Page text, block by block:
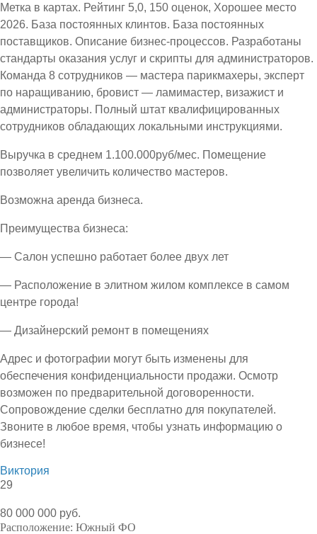
Метка в картах. Рейтинг 5,0, 150 оценок, Хорошее место
2026. База постоянных клинтов. База постоянных
поставщиков. Описание бизнес-процессов. Разработаны
стандарты оказания услуг и скрипты для администраторов.
Команда 8 сотрудников — мастера парикмахеры, эксперт
по наращиванию, бровист — ламимастер, визажист и
администраторы. Полный штат квалифицированных
сотрудников обладающих локальными инструкциями.
Выручка в среднем 1.100.000руб/мес. Помещение
позволяет увеличить количество мастеров.
Возможна аренда бизнеса.
Преимущества бизнеса:
— Салон успешно работает более двух лет
— Расположение в элитном жилом комплексе в самом
центре города!
— Дизайнерский ремонт в помещениях
Адрес и фотографии могут быть изменены для
обеспечения конфиденциальности продажи. Осмотр
возможен по предварительной договоренности.
Сопровождение сделки бесплатно для покупателей.
Звоните в любое время, чтобы узнать информацию о
бизнесе!
Виктория
29
80 000 000 руб.
Расположение: Южный ФО